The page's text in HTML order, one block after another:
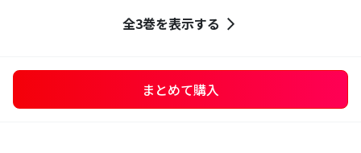
全3巻を表示する
まとめて購入